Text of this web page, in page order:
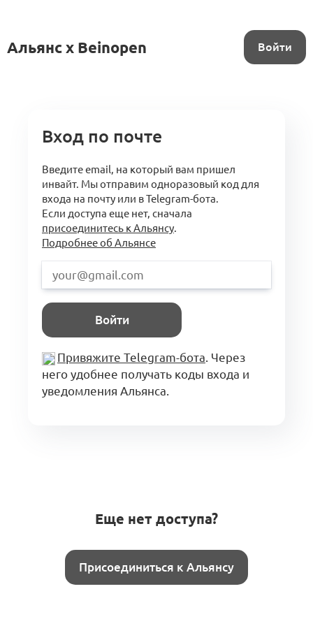
Альянс x Beinopen Войти
Вход по почте
Введите email, на который вам пришел
инвайт. Мы отправим одноразовый код для
входа на почту или в Telegram-бота.
Если доступа еще нет, сначала
присоединитесь к Альянсу.
Подробнее об Альянсе
Войти
Привяжите Telegram-бота. Через
него удобнее получать коды входа и
уведомления Альянса.
Еще нет доступа?
Присоединиться к Альянсу